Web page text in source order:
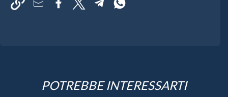
POTREBBE INTERESSARTI